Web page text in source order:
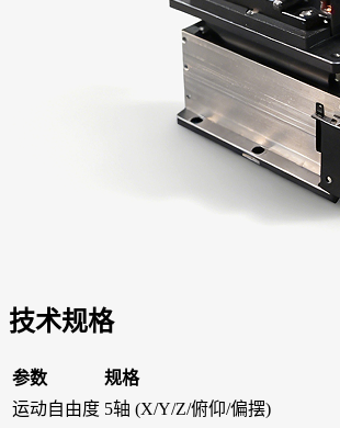
技术规格
参数
规格
运动自由度 5轴 (X/Y/Z/俯仰/偏摆)